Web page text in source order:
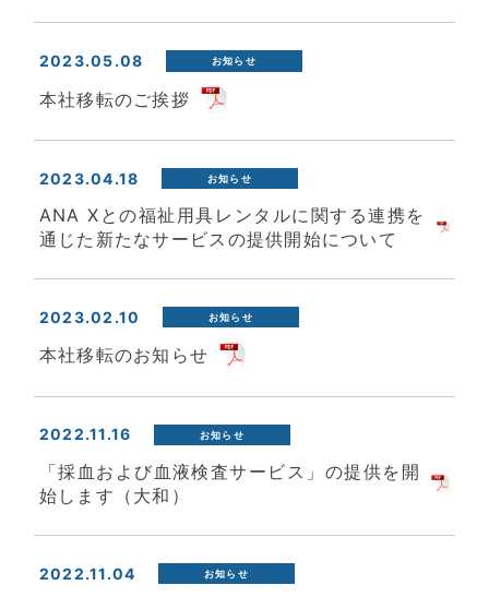
2023.05.08 お知らせ
本社移転のご挨拶
2023.04.18 お知らせ
ANA Xとの福祉用具レンタルに関する連携を
通じた新たなサービスの提供開始について
2023.02.10 お知らせ
本社移転のお知らせ
2022.11.16 お知らせ
「採血および血液検査サービス」の提供を開
始します（大和）
2022.11.04 お知らせ